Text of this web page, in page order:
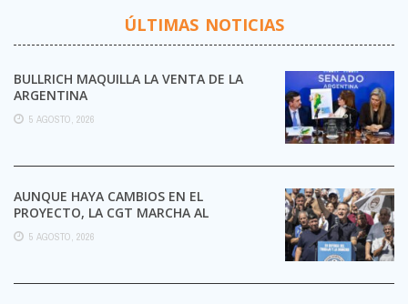
ÚLTIMAS NOTICIAS
BULLRICH MAQUILLA LA VENTA DE LA
ARGENTINA
5 AGOSTO, 2026
AUNQUE HAYA CAMBIOS EN EL
PROYECTO, LA CGT MARCHA AL
CONGRESO CONTRA LA LEY DE ...
5 AGOSTO, 2026